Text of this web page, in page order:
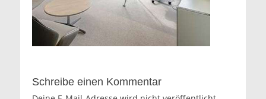
Schreibe einen Kommentar